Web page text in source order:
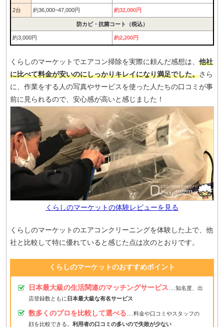
2台 約36,000~47,000円 約32,000円
防カビ・抗菌コート（税込）
約3,000円 約2,200円
くらしのマーケットでエアコン掃除を実際に頼んだ感想は、 他社
に比べて料金が安いのにしっかりキレイになり満足でした。さら
に、作業をする人の写真やサービスを使った人たちの口コミが事
前に見られるので、安心感が高いと感じました！
くらしのマーケットの体験レビューを見る
くらしのマーケットのエアコンクリーニングを体験した上で、他
社と比較して特に優れていると感じた点は次のとおりです。
くらしのマーケットのおすすめポイント
日本最大級の生活関連のマッチングサービス…知名度、出
店登録数ともに 日本最大級な有名サービス
数多くのプロを比較して選べる
料金や口コミやスタッフの
顔を比較できる。 利用者の口コミの多いので失敗が少ない